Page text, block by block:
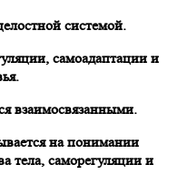
системой.
самоадаптации и
взаимосвязанными.
на понимании
тела, саморегуляции и